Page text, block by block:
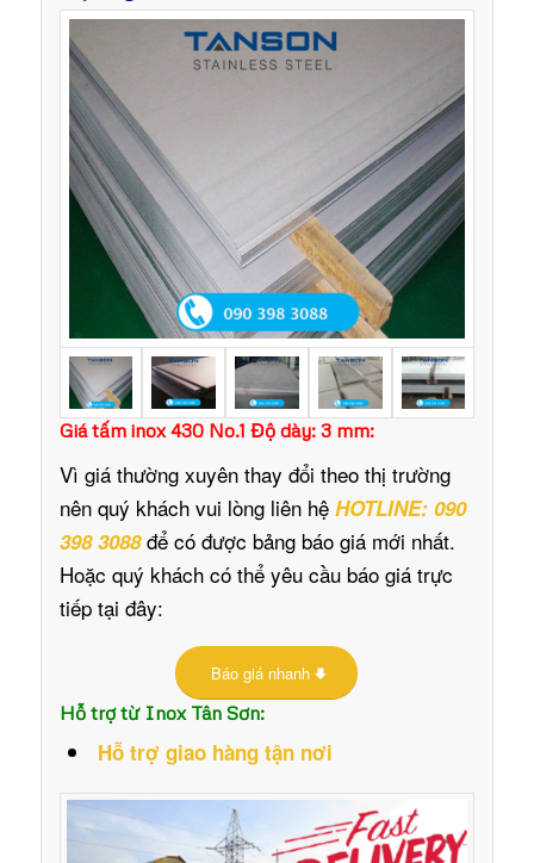
Giá tấm inox 430 No.1 Độ dày: 3 mm:
Vì giá thường xuyên thay đổi theo thị trường
nên quý khách vui lòng liên hệ HOTLINE: 090
398 3088để có được bảng báo giá mới nhất.
Hoặc quý khách có thể yêu cầu báo giá trực
tiếp tại đây:
Báo giá nhanh
Hỗ trợ từ Inox Tân Sơn:
Hỗ trợ giao hàng tận nơi